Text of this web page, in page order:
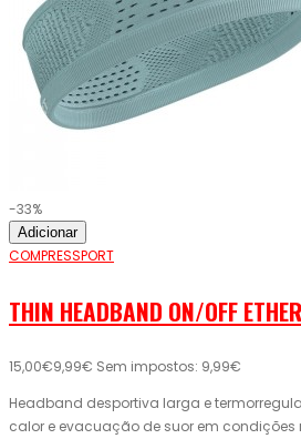
-33%
Adicionar
COMPRESSPORT
THIN HEADBAND ON/OFF ETHER
15,00€9,99€ Sem impostos: 9,99€
Headband desportiva larga e
calor e evacuação de suor em condições